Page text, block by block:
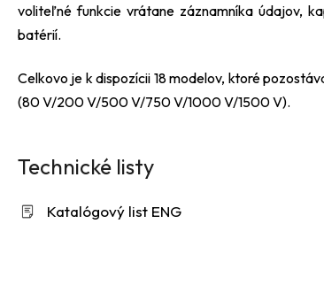
voliteľné funkcie vrátane záznamníka údajov,
batérií.
Celkovo je k dispozícii 18 modelov, ktoré
(80 V/200 V/500 V/750 V/1000 V/1500 V).
Technické listy
Katalógový list ENG